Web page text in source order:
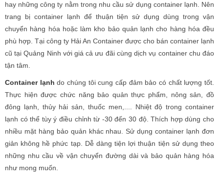
hay những công ty nằm trong nhu cầu sử dụng container lạnh. Nên
trang bị container lạnh để thuận tiện sử dụng dùng trong vận
chuyển hàng hóa hoặc làm kho bảo quản lạnh cho hàng hóa đều
phù hợp. Tại công ty Hải An Container được cho bán container lạnh
cũ tại Quảng Ninh với giá cả ưu đãi cùng dịch vụ container chu đáo
tận tâm.
Container lạnh do chúng tôi cung cấp đảm bảo có chất lượng tốt.
Thực hiện được chức năng bảo quản thực phẩm, nông sản, đồ
đông lạnh, thủy hải sản, thuốc men,.... Nhiệt độ trong container
lạnh có thể tùy ý điều chỉnh từ -30 đến 30 độ. Thích hợp dùng cho
nhiều mặt hàng bảo quản khác nhau. Sử dụng container lạnh đơn
giản không hề phức tạp. Dễ dàng tiện lợi thuận tiện sử dụng theo
những nhu cầu về vận chuyển đường dài và bảo quản hàng hóa
như mong muốn.